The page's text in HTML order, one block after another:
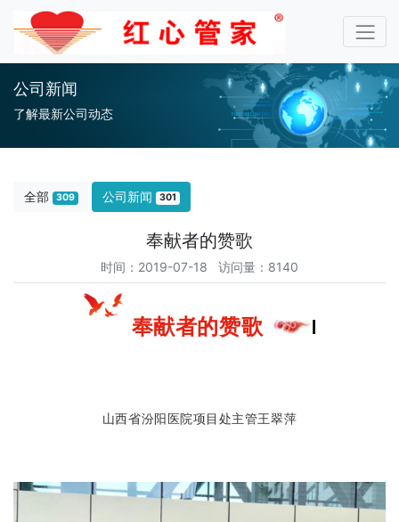
公司新闻
了解最新公司动态
全部 309 公司新闻 301
奉献者的赞歌
时间：2019-07-18 访问量：8140
奉献者的赞歌
山西省汾阳医院项目处主管王翠萍